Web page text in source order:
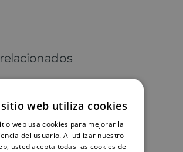
sitio web utiliza cookies
web usa cookies para mejorar la
del usuario. Al utilizar nuestro
usted acepta todas las cookies de